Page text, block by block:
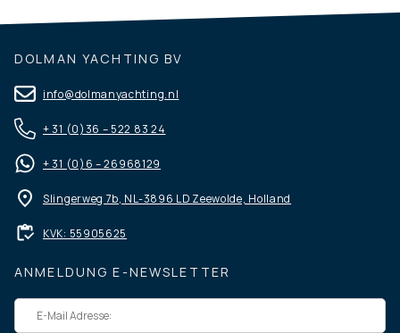
DOLMAN YACHTING BV
info@dolmanyachting.nl
+ 31 (0)36 – 522 83 24
+ 31 (0)6 – 26968129
Slingerweg 7b, NL-3896 LD Zeewolde, Holland
KVK: 55905625
ANMELDUNG E-NEWSLETTER